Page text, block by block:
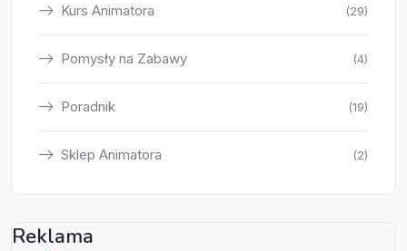
Kurs Animatora (29)
Pomysły na Zabawy (4)
Poradnik (19)
Sklep Animatora (2)
Reklama